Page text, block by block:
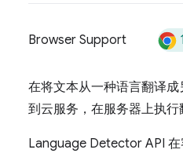
Browser Support
在将文本从一种语言翻译
到云服务，在服务器上执行
Language Detector API 在